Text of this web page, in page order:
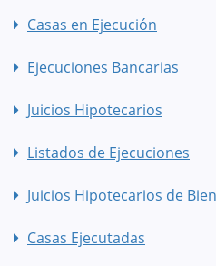
Casas en Ejecución
Ejecuciones Bancarias
Juicios Hipotecarios
Listados de Ejecuciones
Juicios Hipotecarios de
Casas Ejecutadas